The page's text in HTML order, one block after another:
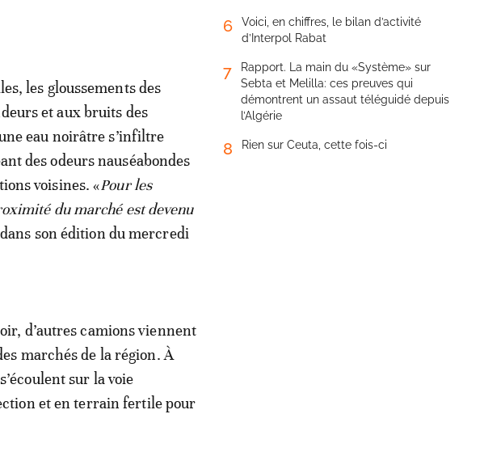
les gloussements des
et aux bruits des
eau noirâtre s’infiltre
des odeurs nauséabondes
voisines. «Pour les
du marché est devenu
son édition du mercredi
d’autres camions viennent
marchés de la région. À
sur la voie
et en terrain fertile pour
6
Voici, en chiffres, le bilan d’activité
d’Interpol Rabat
7
Rapport. La main du «Système» sur
Sebta et Melilla: ces preuves qui
démontrent un assaut téléguidé depuis
l’Algérie
8 Rien sur Ceuta, cette fois-ci